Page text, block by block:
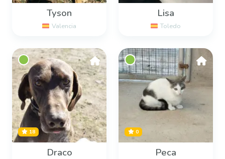
Tyson
Valencia
Lisa
Toledo
18
Draco
0
Peca